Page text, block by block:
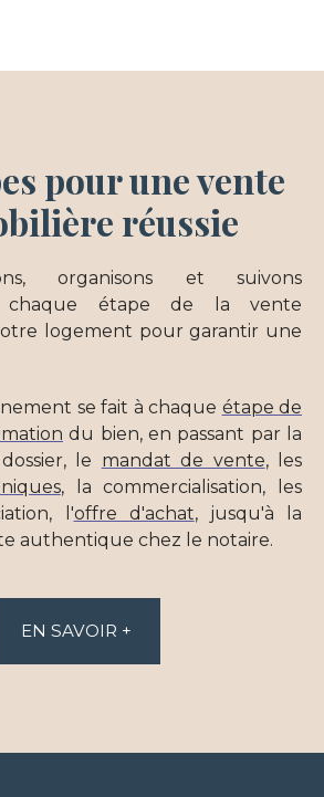
pour unevente
réussie
organisons et suivons
chaque étape de la vente
logement pour garantir une
se fait à chaque étape de
du bien, en passant par la
le mandat de vente, les
, la commercialisation, les
l'offre d'achat, jusqu'à la
authentique chez le notaire.
EN SAVOIR +